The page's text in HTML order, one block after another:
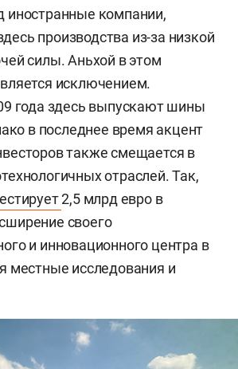
иностранные компании,
производства из-за низкой
силы. Аньхой в этом
исключением.
года здесь выпускают шины
в последнее время акцент
также смещается в
отраслей. Так,
2,5 млрд евро в
своего
и инновационного центра в
местные исследования и